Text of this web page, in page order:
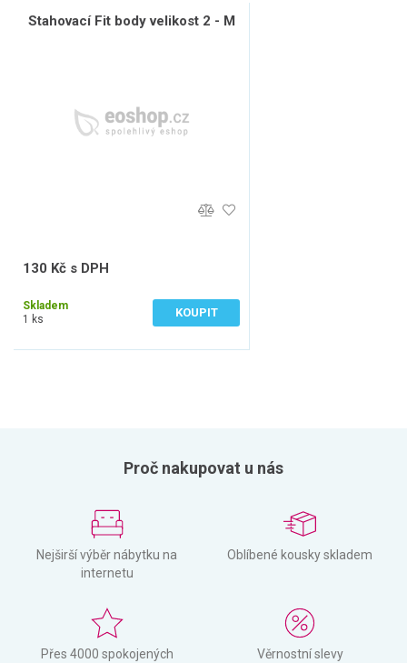
Stahovací Fit body velikost 2 - M
130 Kč s DPH
Skladem
1 ks
KOUPIT
Proč nakupovat u nás
Nejširší výběr nábytku na
internetu
Oblíbené kousky skladem
Přes 4000 spokojených
Věrnostní slevy